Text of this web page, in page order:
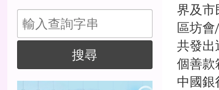
搜
尋
搜尋
界及
區坊會
共發出
個善款
中國